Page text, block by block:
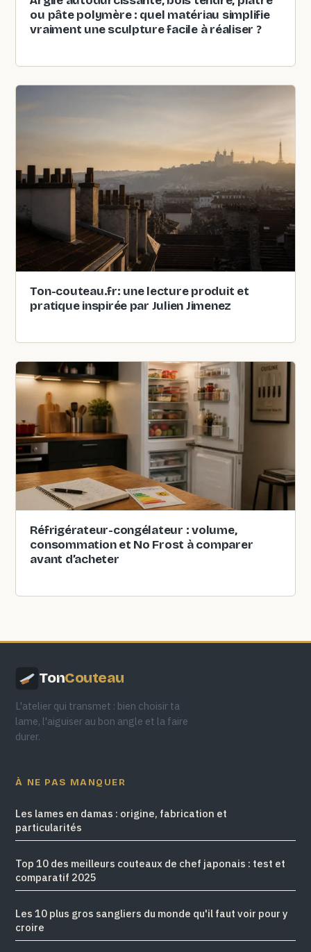
ou pâte polymère : quel matériau simplifie
vraiment une sculpture facile à réaliser ?
Ton-couteau.fr: une lecture produit et
pratique inspirée par Julien Jimenez
Réfrigérateur-congélateur : volume,
consommation et No Frost à comparer
avant d’acheter
TonCouteau
L'atelier qui transmet : bien choisir ta
lame, l'aiguiser au bon angle et la faire
durer.
À NE PAS MANQUER
Les lames en damas : origine, fabrication et
particularités
Top 10 des meilleurs couteaux de chef japonais : test et
comparatif 2025
Les 10 plus gros sangliers du monde qu'il faut voir pour y
croire